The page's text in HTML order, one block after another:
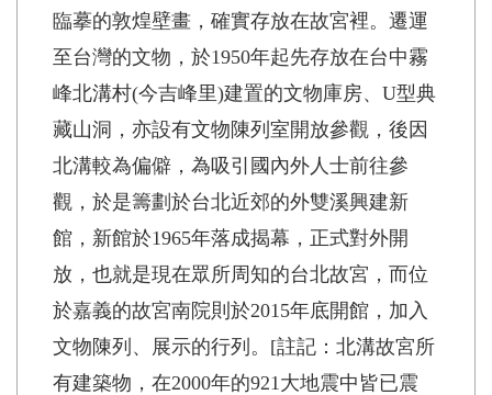
臨摹的敦煌壁畫，確實存放在故宮裡。遷運
至台灣的文物，於1950年起先存放在台中霧
峰北溝村(今吉峰里)建置的文物庫房、U型典
藏山洞，亦設有文物陳列室開放參觀，後因
北溝較為偏僻，為吸引國內外人士前往參
觀，於是籌劃於台北近郊的外雙溪興建新
館，新館於1965年落成揭幕，正式對外開
放，也就是現在眾所周知的台北故宮，而位
於嘉義的故宮南院則於2015年底開館，加入
文物陳列、展示的行列。[註記：北溝故宮所
有建築物，在2000年的921大地震中皆已震